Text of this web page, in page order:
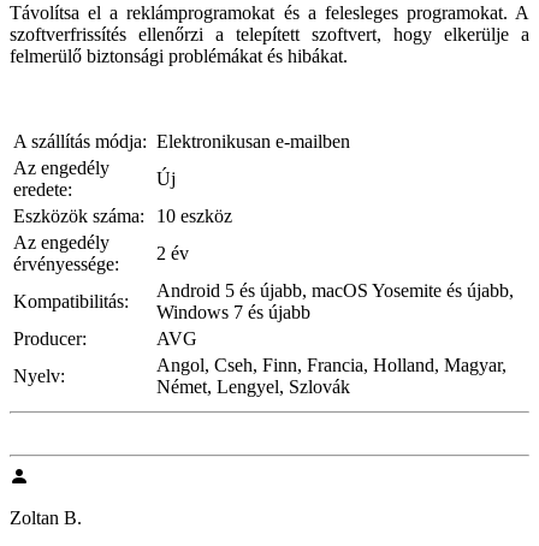
Távolítsa el a reklámprogramokat és a felesleges programokat. A
szoftverfrissítés ellenőrzi a telepített szoftvert, hogy elkerülje a
felmerülő biztonsági problémákat és hibákat.
A szállítás módja: Elektronikusan e-mailben
Az engedély
eredete:
Új
Eszközök száma:
10 eszköz
Az engedély
érvényessége:
2 év
Kompatibilitás:
Android 5 és újabb, macOS Yosemite és újabb,
Windows 7 és újabb
Producer:
AVG
Nyelv:
Angol, Cseh, Finn, Francia, Holland, Magyar,
Német, Lengyel, Szlovák
Zoltan B.